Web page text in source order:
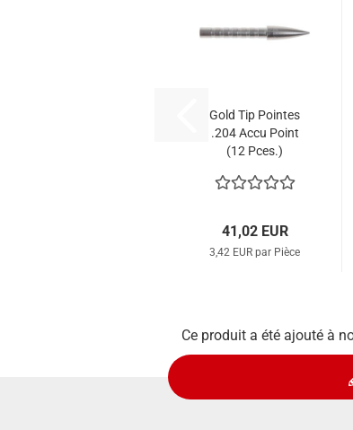
Gold Tip Pointes
.204 Accu Point
(12 Pces.)
41,02 EUR
3,42 EUR par Pièce
Ce produit a été ajouté à